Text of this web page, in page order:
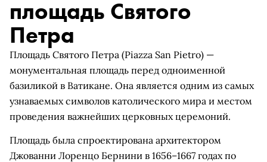
площадь Святого
Петра
Площадь Святого Петра (Piazza San Pietro) —
монументальная площадь перед одноименной
базиликой в Ватикане. Она является одним из самых
узнаваемых символов католического мира и местом
проведения важнейших церковных церемоний.
Площадь была спроектирована архитектором
Джованни Лоренцо Бернини в 1656–1667 годах по